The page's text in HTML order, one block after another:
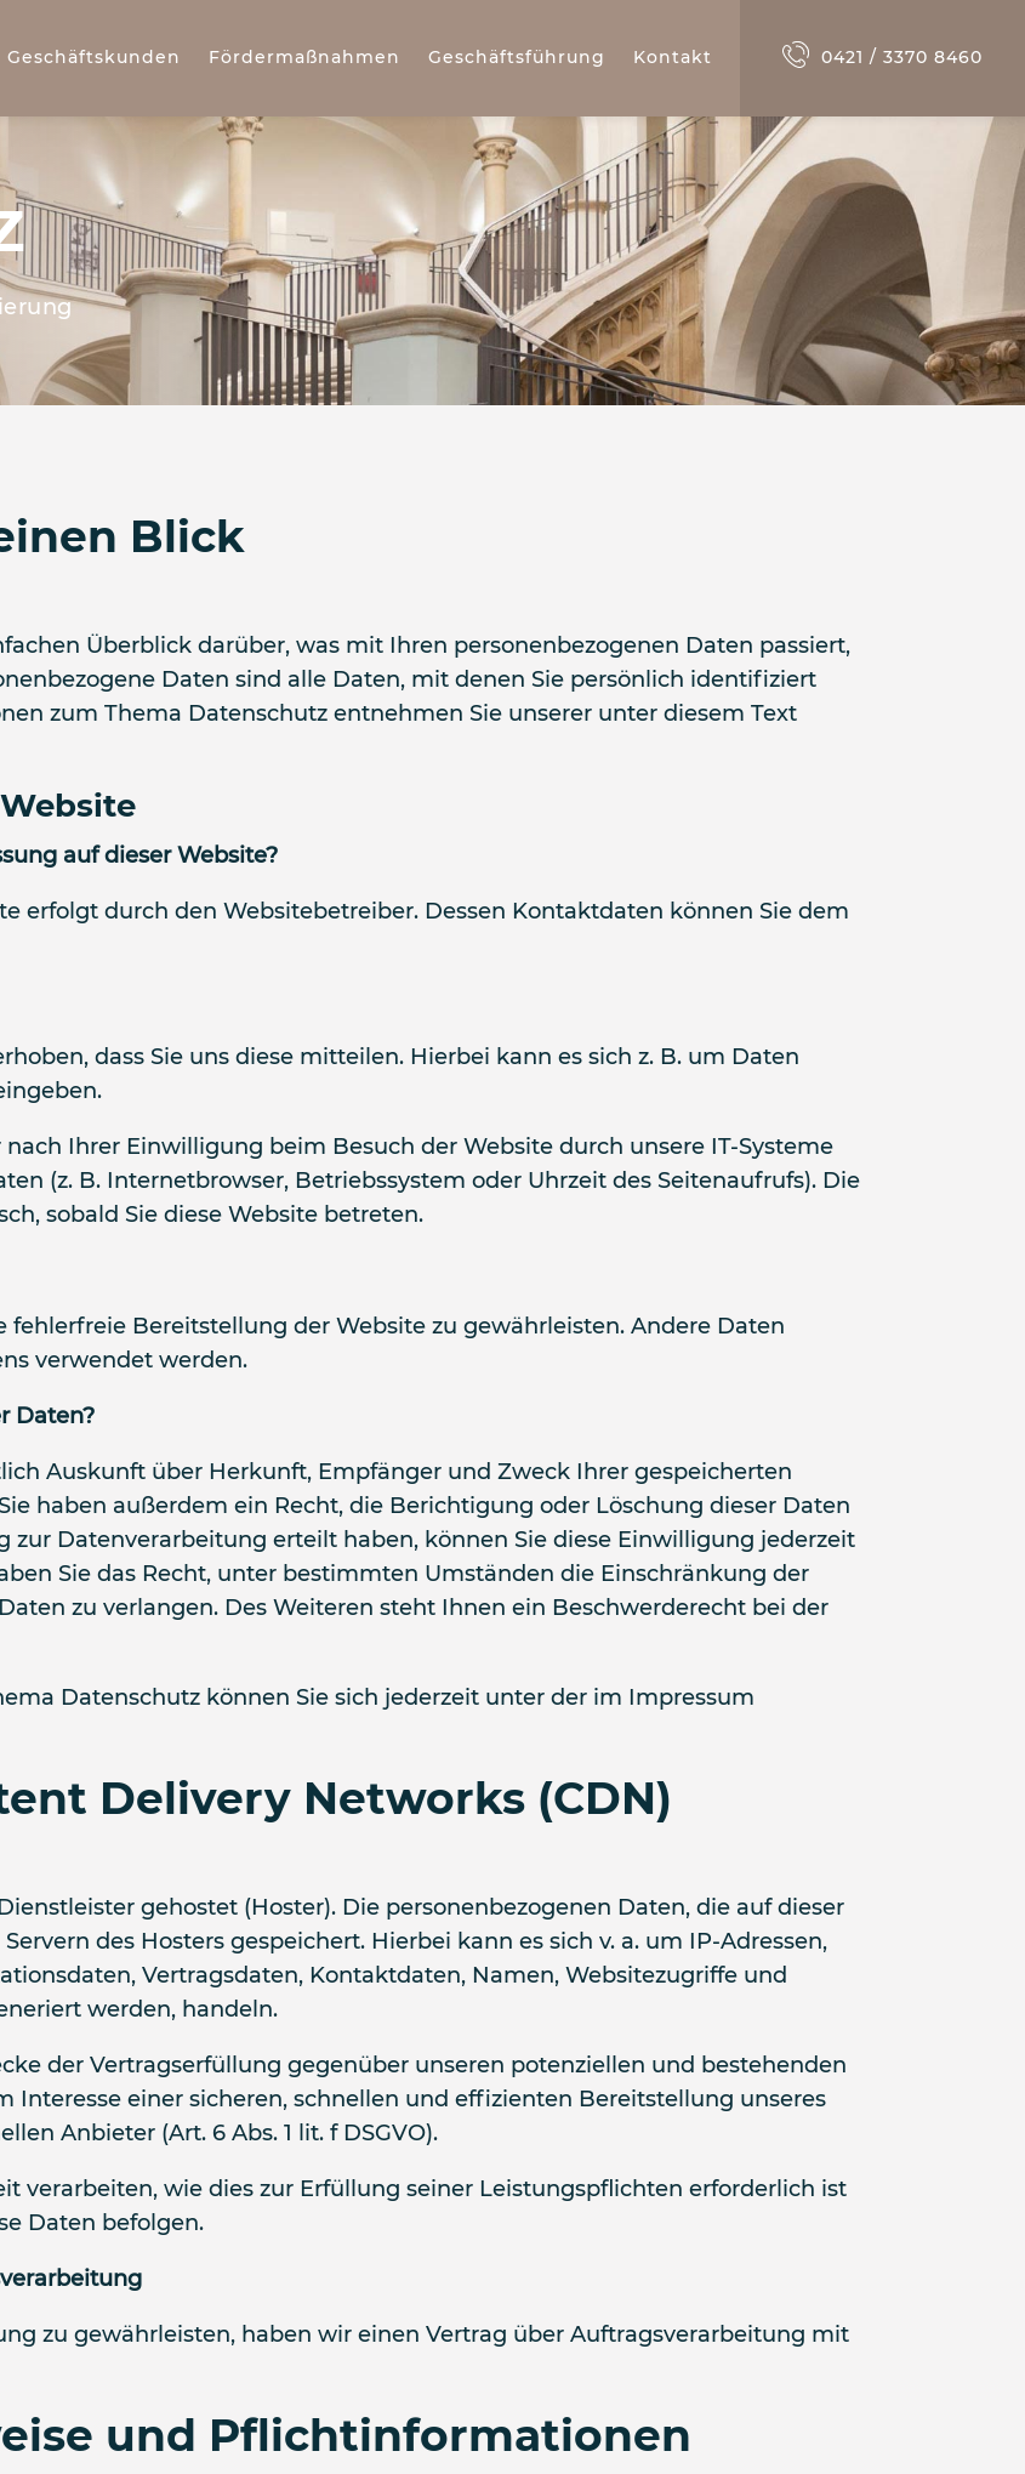
Geschäftskunden Fördermaßnahmen Geschäftsführung Kontakt 0421 / 3370 8460
Blick
Überblick darüber, was mit Ihren personenbezogenen Daten passiert,
Daten sind alle Daten, mit denen Sie persönlich identifiziert
zum Thema Datenschutz entnehmen Sie unserer unter diesem Text
auf dieser Website?
erfolgt durch den Websitebetreiber. Dessen Kontaktdaten können Sie dem
dass Sie uns diese mitteilen. Hierbei kann es sich z. B. um Daten
Ihrer Einwilligung beim Besuch der Website durch unsere IT-Systeme
(z. B. Internetbrowser, Betriebssystem oder Uhrzeit des Seitenaufrufs). Die
sobald Sie diese Website betreten.
fehlerfreie Bereitstellung der Website zu gewährleisten. Andere Daten
verwendet werden.
Daten?
Auskunft über Herkunft, Empfänger und Zweck Ihrer gespeicherten
haben außerdem ein Recht, die Berichtigung oder Löschung dieser Daten
zur Datenverarbeitung erteilt haben, können Sie diese Einwilligung jederzeit
Sie das Recht, unter bestimmten Umständen die Einschränkung der
zu verlangen. Des Weiteren steht Ihnen ein Beschwerderecht bei der
Datenschutz können Sie sich jederzeit unter der im Impressum
Delivery Networks (CDN)
gehostet (Hoster). Die personenbezogenen Daten, die auf dieser
des Hosters gespeichert. Hierbei kann es sich v. a. um IP-Adressen,
Vertragsdaten, Kontaktdaten, Namen, Websitezugriffe und
werden, handeln.
der Vertragserfüllung gegenüber unseren potenziellen und bestehenden
Interesse einer sicheren, schnellen und effizienten Bereitstellung unseres
Anbieter (Art. 6 Abs. 1 lit. f DSGVO).
verarbeiten, wie dies zur Erfüllung seiner Leistungspflichten erforderlich ist
Daten befolgen.
zu gewährleisten, haben wir einen Vertrag über Auftragsverarbeitung mit
und Pflicht­informationen